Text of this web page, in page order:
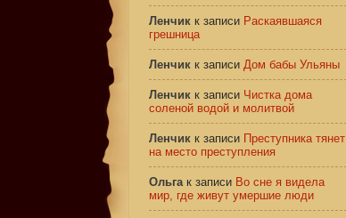
Ленчик к записи Раскаявшаяся
грешница
Ленчик к записи Дом бабы Ульяны
Ленчик к записи Чистка дома
соленой водой и молитвой
Ленчик к записи Преступника тянет
на место преступления
Ольгак записи Во сне я видела
мир, где живут умершие люди